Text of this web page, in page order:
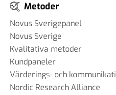
Metoder
Novus Sverigepanel
Novus Sverige
Kvalitativa metoder
Kundpaneler
Värderings- och
Nordic Research Alliance